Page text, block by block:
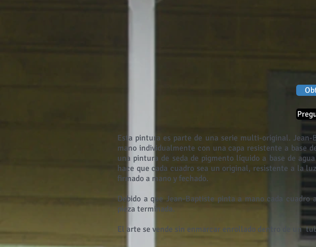
Esta pintura es parte de una serie multi-original. Jean-
mano individualmente con una capa resistente a base
una pintura de seda de pigmento líquido a base de
hace que cada cuadro sea un original, resistente a la
firmado a mano y fechado.
Debido a que Jean-Baptiste pinta a mano cada
pieza terminada.
El arte se vende sin enmarcar enrollado dentro de un